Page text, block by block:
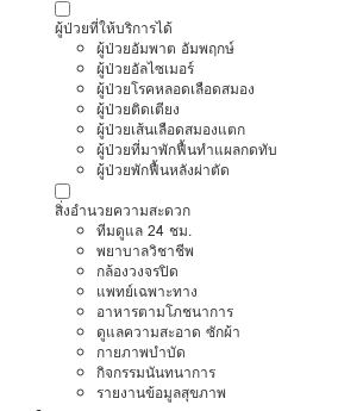
ผู้ป่วยที่ให้บริการได้
ผู้ป่วยอัมพาต อัมพฤกษ์
ผู้ป่วยอัลไซเมอร์
ผู้ป่วยโรคหลอดเลือดสมอง
ผู้ป่วยติดเตียง
ผู้ป่วยเส้นเลือดสมองแตก
ผู้ป่วยที่มาพักฟื้นทำแผลกดทับ
ผู้ป่วยพักฟื้นหลังผ่าตัด
สิ่งอำนวยความสะดวก
ทีมดูแล 24 ชม.
พยาบาลวิชาชีพ
กล้องวงจรปิด
แพทย์เฉพาะทาง
อาหารตามโภชนาการ
ดูแลความสะอาด ซักผ้า
กายภาพบำบัด
กิจกรรมนันทนาการ
รายงานข้อมูลสุขภาพ